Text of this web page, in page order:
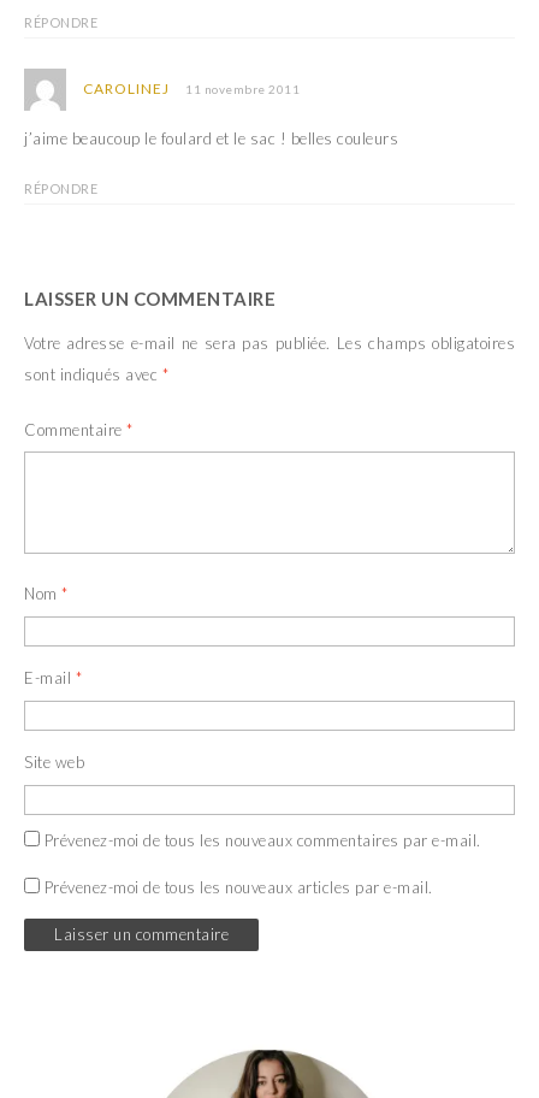
RÉPONDRE
CAROLINEJ 11 novembre 2011
j’aime beaucoup le foulard et le sac ! belles couleurs
RÉPONDRE
LAISSER UN COMMENTAIRE
Votre adresse e-mail ne sera pas publiée. Les champs obligatoires
sont indiqués avec *
Commentaire *
Nom *
E-mail *
Site web
Prévenez-moi de tous les nouveaux commentaires par e-mail.
Prévenez-moi de tous les nouveaux articles par e-mail.